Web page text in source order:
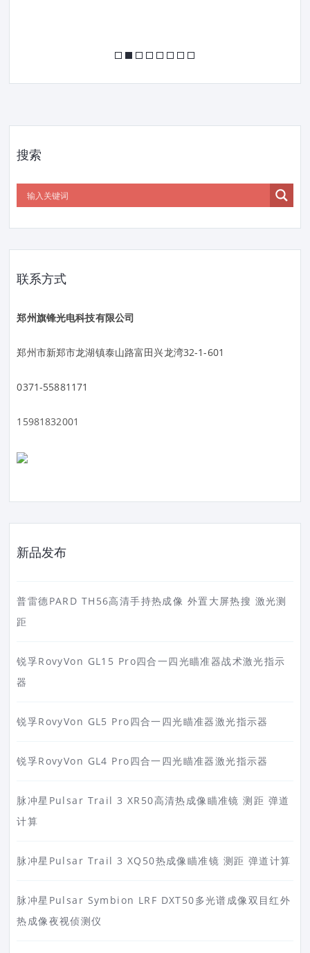
搜索
联系方式
郑州旗锋光电科技有限公司
郑州市新郑市龙湖镇泰山路富田兴龙湾32-1-601
0371-55881171
15981832001
新品发布
普雷德PARD TH56高清手持热成像 外置大屏热搜 激光测
距
锐孚RovyVon GL15 Pro四合一四光瞄准器战术激光指示
器
锐孚RovyVon GL5 Pro四合一四光瞄准器激光指示器
锐孚RovyVon GL4 Pro四合一四光瞄准器激光指示器
脉冲星Pulsar Trail 3 XR50高清热成像瞄准镜 测距 弹道
计算
脉冲星Pulsar Trail 3 XQ50热成像瞄准镜 测距 弹道计算
脉冲星Pulsar Symbion LRF DXT50多光谱成像双目红外
热成像夜视侦测仪